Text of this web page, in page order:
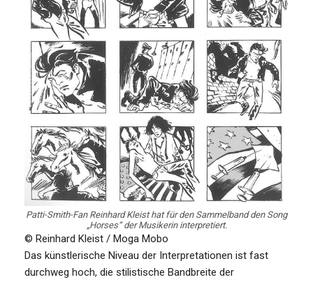
Patti-Smith-Fan Reinhard Kleist hat für den Sammelband den Song
„Horses“ der Musikerin interpretiert.
© Reinhard Kleist / Moga Mobo
Das künstlerische Niveau der Interpretationen ist fast
durchweg hoch, die stilistische Bandbreite der